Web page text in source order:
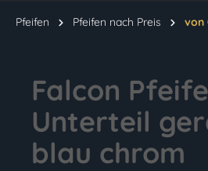
Pfeifen Pfeifen nach Preis von
Falcon
Unterteil
blau chrom